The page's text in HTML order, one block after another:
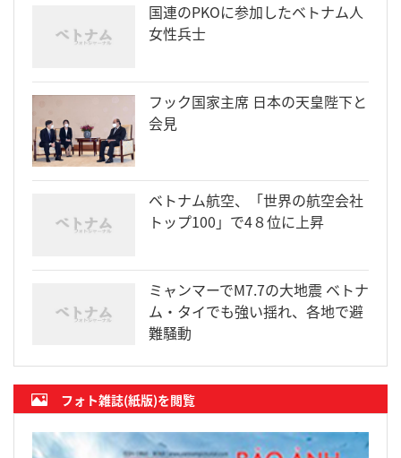
国連のPKOに参加したベトナム人
女性兵士
フック国家主席 日本の天皇陛下と
会見
ベトナム航空、「世界の航空会社
トップ100」で4８位に上昇
ミャンマーでM7.7の大地震 ベトナ
ム・タイでも強い揺れ、各地で避
難騒動
フォト雑誌(紙版)を閲覧